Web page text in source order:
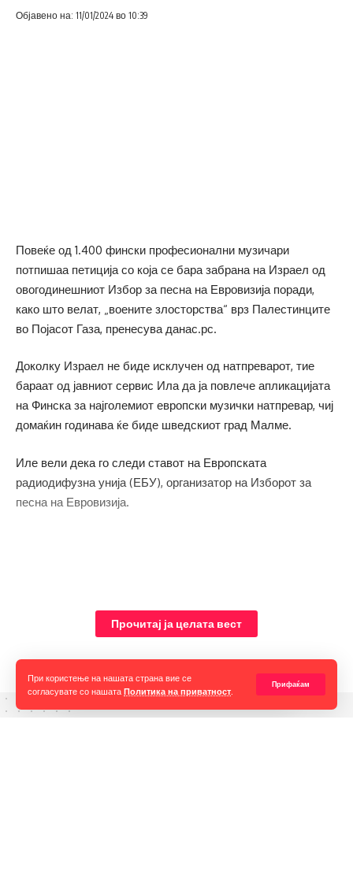
При користење на нашата страна вие се
согласувате со нашата Политика на приватност
Прифаќам
Објавено на: 11/01/2024 во 10:39
Повеќе од 1.400 фински професионални музичари
потпишаа петиција со која се бара забрана на Израел од
овогодинешниот Избор за песна на Евровизија поради,
како што велат, „воените злосторства“ врз Палестинците
во Појасот Газа, пренесува данас.рс.
Доколку Израел не биде исклучен од натпреварот, тие
бараат од јавниот сервис Ила да ја повлече апликацијата
на Финска за најголемиот европски музички натпревар, чиј
домаќин годинава ќе биде шведскиот град Малме.
Иле вели дека го следи ставот на Европската
радиодифузна унија (ЕБУ), организатор на Изборот за
песна на Евровизија.
Прочитај ја целата вест